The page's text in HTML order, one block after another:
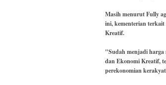
Masih menurut Fully
ini, kementerian
Kreatif.
"Sudah menjadi harga
dan Ekonomi Kreatif,
perekonomian